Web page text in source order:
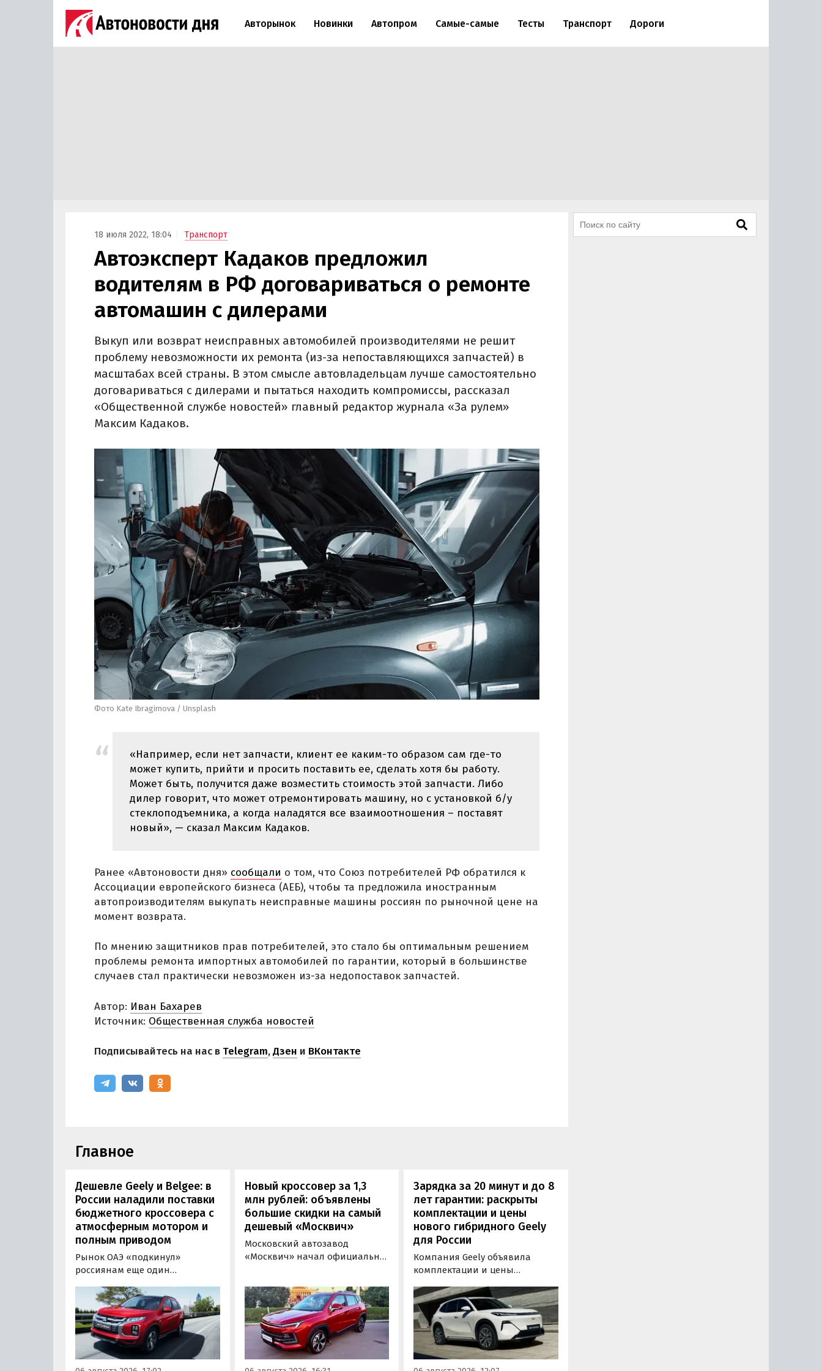
Авторынок Новинки Автопром Самые-самые Тесты Транспорт Дороги
18 июля 2022, 18:04 Транспорт
Автоэксперт Кадаков предложил
водителям в РФ договариваться о ремонте
автомашин с дилерами
Выкуп или возврат неисправных автомобилей производителями не решит
проблему невозможности их ремонта (из-за непоставляющихся запчастей) в
масштабах всей страны. В этом смысле автовладельцам лучше самостоятельно
договариваться с дилерами и пытаться находить компромиссы, рассказал
«Общественной службе новостей» главный редактор журнала «За рулем»
Максим Кадаков.
Фото Kate Ibragimova / Unsplash
«Например, если нет запчасти, клиент ее каким-то образом сам где-то
может купить, прийти и просить поставить ее, сделать хотя бы работу.
Может быть, получится даже возместить стоимость этой запчасти. Либо
дилер говорит, что может отремонтировать машину, но с установкой б/у
стеклоподъемника, а когда наладятся все взаимоотношения – поставят
новый», — сказал Максим Кадаков.
Ранее «Автоновости дня» сообщали о том, что Союз потребителей РФ обратился к
Ассоциации европейского бизнеса (АЕБ), чтобы та предложила иностранным
автопроизводителям выкупать неисправные машины россиян по рыночной цене на
момент возврата.
По мнению защитников прав потребителей, это стало бы оптимальным решением
проблемы ремонта импортных автомобилей по гарантии, который в большинстве
случаев стал практически невозможен из-за недопоставок запчастей.
Автор: Иван Бахарев
Источник: Общественная служба новостей
Подписывайтесь на нас в Telegram,Дзен и ВКонтакте
Главное
Дешевле Geely и Belgee: в
России наладили поставки
бюджетного кроссовера с
атмосферным мотором и
полным приводом
Рынок ОАЭ «подкинул»
россиянам еще один
продавался в России
официально. Речь о Mitsubishi
ASX: у дилеров в Эмиратах он
стоит примерно от 1 600 000
рублей по текущему курсу, а у
нас с учетом всех расходов
Новый кроссовер за 1,3
млн рублей: объявлены
большие скидки на самый
дешевый «Москвич»
Московский автозавод
«Москвич» начал официально
прямой выгодой в размере 360
тыс. рублей. Получить такую
скидку можно при покупке
нового автомобиля 2025 или
2026 года выпуска в период с 4
по 31 августа, сообщили в
Зарядка за 20 минут и до 8
лет гарантии: раскрыты
комплектации и цены
нового гибридного Geely
для России
Компания Geely объявила
комплектации и цены
новой версии EM-R с силовой
установкой последовательного
типа. Автомобиль оснащен
инновационной системой под
названием Electric Motor
Extended Range (EM-R) и может